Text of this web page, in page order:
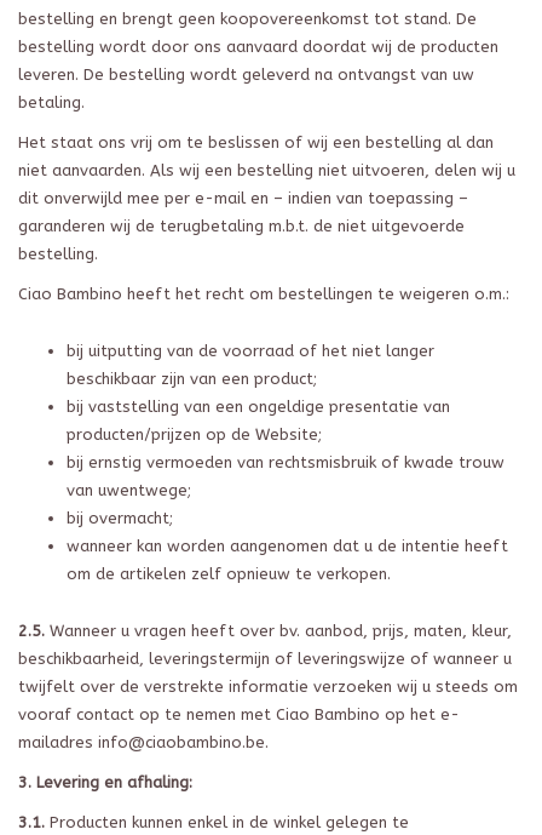
bestelling en brengt geen koopovereenkomst tot stand. De
bestelling wordt door ons aanvaard doordat wij de producten
leveren. De bestelling wordt geleverd na ontvangst van uw
betaling.
Het staat ons vrij om te beslissen of wij een bestelling al dan
niet aanvaarden. Als wij een bestelling niet uitvoeren, delen wij u
dit onverwijld mee per e-mail en – indien van toepassing –
garanderen wij de terugbetaling m.b.t. de niet uitgevoerde
bestelling.
Ciao Bambino heeft het recht om bestellingen te weigeren o.m.:
bij uitputting van de voorraad of het niet langer
beschikbaar zijn van een product;
bij vaststelling van een ongeldige presentatie van
producten/prijzen op de Website;
bij ernstig vermoeden van rechtsmisbruik of kwade trouw
van uwentwege;
bij overmacht;
wanneer kan worden aangenomen dat u de intentie heeft
om de artikelen zelf opnieuw te verkopen.
2.5. Wanneer u vragen heeft over bv. aanbod, prijs, maten, kleur,
beschikbaarheid, leveringstermijn of leveringswijze of wanneer u
twijfelt over de verstrekte informatie verzoeken wij u steeds om
vooraf contact op te nemen met Ciao Bambino op het e-
mailadres info@ciaobambino.be.
3. Levering en afhaling:
3.1. Producten kunnen enkel in de winkel gelegen te